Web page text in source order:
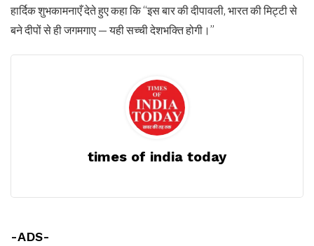
हार्दिक शुभकामनाएँ देते हुए कहा कि “इस बार की दीपावली, भारत की मिट्टी से
बने दीपों से ही जगमगाए — यही सच्ची देशभक्ति होगी।”
times of india today
-ADS-